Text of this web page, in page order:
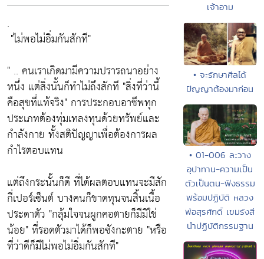
.
"ไม่พอไม่อิ่มกันสักที"
" .. คนเราเกิดมามีความปรารถนาอย่าง
หนึ่ง แต่สิ่งนั้นก็ทำไม่ถึงสักที "สิ่งที่ว่านี้
คือสุขที่แท้จริง" การประกอบอาชีพทุก
ประเภทต้องทุ่มเทลงทุนด้วยทรัพย์และ
กำลังกาย ทั้งสติปัญญาเพื่อต้องการผล
กำไรตอบแทน
แต่ถึงกระนั้นก็ดี ที่ได้ผลตอบแทนจะมีสัก
กี่เปอร์เซ็นต์ บางคนก็ขาดทุนจนสิ้นเนื้อ
ประดาตัว "กลุ้มใจจนผูกคอตายก็มีมิใช่
น้อย"ที่รอดตัวมาได้ก็พอซังกะตาย "หรือ
ที่ว่าดีก็มีไม่พอไม่อิ่มกันสักที"
เจ้าอาม
• จะรักษาศีลได้
ปัญญาต้องมาก่อน
• 01-006 ละวาง
อุปาทาน-ความเป็น
ตัวเป็นตน-ฟังธรรม
พร้อมปฏิบัติ หลวง
พ่อสุรศักดิ์ เขมรังสี
นำปฏิบัติกรรมฐาน